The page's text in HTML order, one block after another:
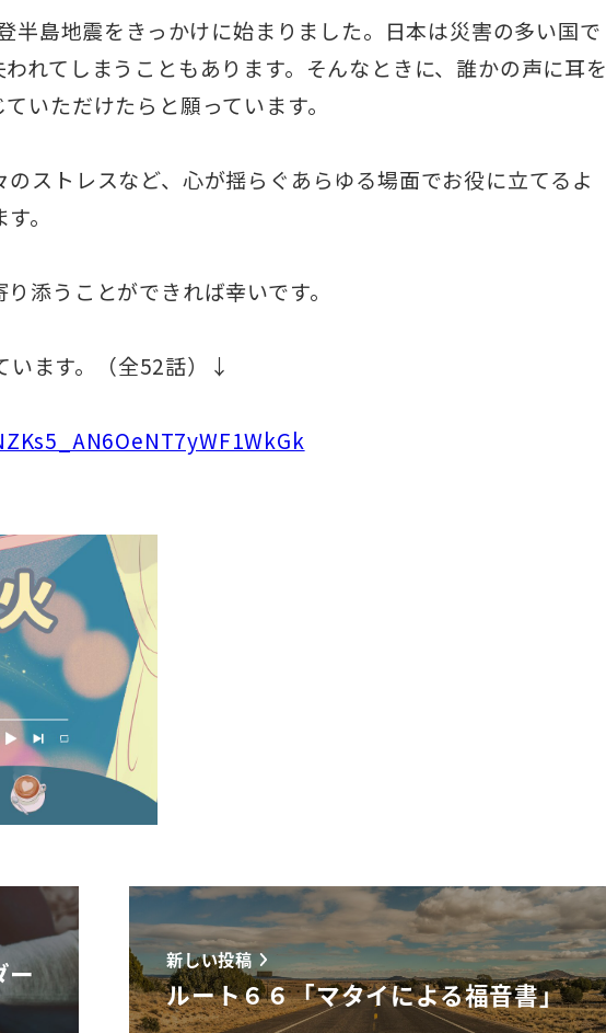
半島地震をきっかけに始まりました。日本は災害の多い国で
れてしまうこともあります。そんなときに、誰かの声に耳を
いただけたらと願っています。
ストレスなど、心が揺らぐあらゆる場面でお役に立てるよ
。
添うことができれば幸いです。
います。（全52話）↓
ー
新しい投稿
ルート６６「マタイによる福音書」